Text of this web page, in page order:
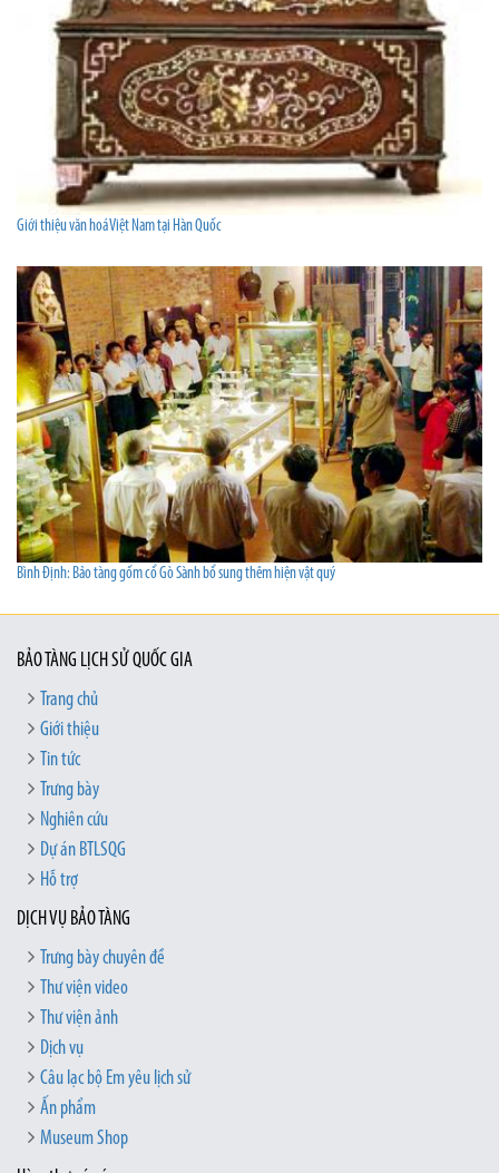
Giới thiệu văn hoá Việt Nam tại Hàn Quốc
Bình Định: Bảo tàng gốm cổ Gò Sành bổ sung thêm hiện vật quý
BẢO TÀNG LỊCH SỬ QUỐC GIA
Trang chủ
Giới thiệu
Tin tức
Trưng bày
Nghiên cứu
Dự án BTLSQG
Hỗ trợ
DỊCH VỤ BẢO TÀNG
Trưng bày chuyên đề
Thư viện video
Thư viện ảnh
Dịch vụ
Câu lạc bộ Em yêu lịch sử
Ấn phẩm
Museum Shop